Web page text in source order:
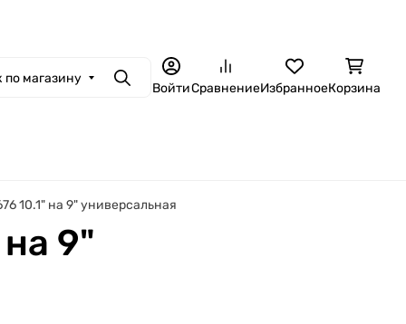
по магазину ПоискВойтиСравнениеИзбранноеКорзина
10.1" на 9" универсальная
9"